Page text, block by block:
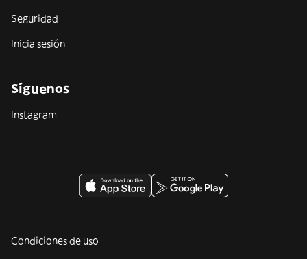
Seguridad
Inicia sesión
Síguenos
Instagram
Condiciones de uso